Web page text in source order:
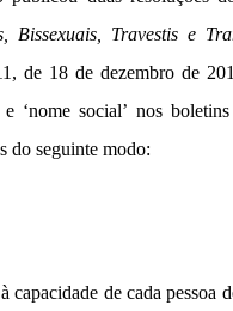
Travestis e
de 18 de dezembro de
e ‘nome social’ nos
do seguinte modo:
capacidade de cada